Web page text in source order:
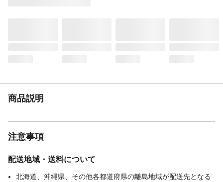
商品説明
注意事項
配送地域・送料について
北海道、沖縄県、その他各都道府県の離島地域が配送先となる